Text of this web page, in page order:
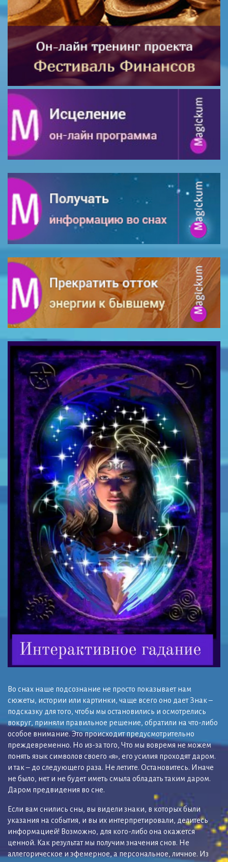
Во снах наше подсознание не просто показывает нам
сюжеты, истории или картинки, чаще всего оно дает Знак –
подсказку для того, чтобы мы остановились и осмотрелись
вокруг, приняли правильное решение, обратили на что-либо
особое внимание. Это происходит предусмотрительно
преждевременно. Но из-за того, Что мы вовремя не можем
понять язык символов своего «я», его усилия проходят даром.
и так – до следующего раза. Не летите. Остановитесь. Иначе
не было, нет и не будет иметь смыла обладать таким даром.
Даром предвидения во сне.
Если вам снились сны, вы видели знаки, в которых были
указания на события, и вы их интерпретировали, делитесь
информацией! Возможно, для кого-либо она окажется
ценной. Как результат мы получим значения снов. Не
аллегорическое и эфемерное, а персональное, личное. Из